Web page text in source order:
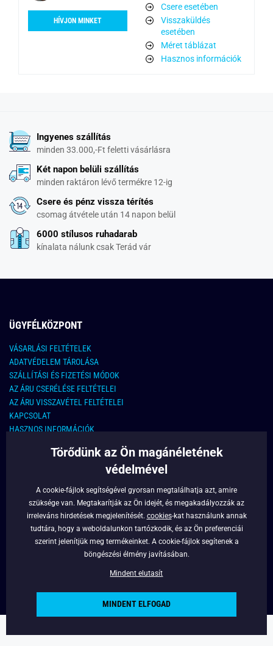
HÍVJON MINKET
Csere esetében
Visszaküldés
esetében
Méret táblázat
Hasznos információk
Ingyenes szállítás
minden 33.000,-Ft feletti vásárlásra
Két napon belüli szállítás
minden raktáron lévő termékre 12-ig
Csere és pénz vissza térítés
csomag átvétele után 14 napon belül
6000 stílusos ruhadarab
kínalata nálunk csak Terád vár
ÜGYFÉLKÖZPONT
VÁSARLÁSI FELTÉTELEK
ADATVÉDELEM TÁROLÁSA
SZÁLLÍTÁSI ÉS FIZETÉSI MÓDOK
AZ ÁRU CSERÉLÉSE FELTÉTELEI
AZ ÁRU VISSZAVÉTEL FELTÉTELEI
KAPCSOLAT
HASZNOS INFORMÁCIÓK
KAPCSOLAT
info@legyferfi.hu
FONTOS INFORMÁCIÓK
RÓLUNK
Törődünk az Ön magánéletének
védelmével
A cookie-fájlok segítségével gyorsan megtalálhatja azt, amire
szüksége van. Megtakarítják az Ön idejét, és megakadályozzák az
irreleváns hirdetések megjelenítését. cookies-kat használunk annak
tudtára, hogy a weboldalunkon tartózkodik, és az Ön preferenciái
szerint jelenítjük meg termékeinket. A cookie-fájlok segítenek a
böngészési élmény javításában.
Mindent elutasít
MINDENT ELFOGAD